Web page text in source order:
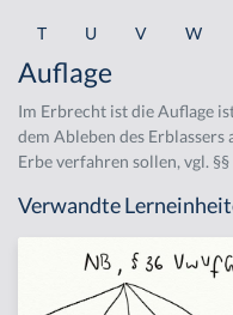
T U V W
Auflage
Im Erbrecht ist die Auflage
dem Ableben des
Erbe verfahren sollen, vgl.
Verwandte